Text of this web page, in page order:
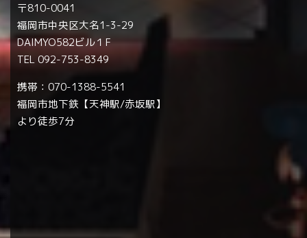
〒810-0041
福岡市中央区大名1-3-29
DAIMYO582ビル１F
TEL 092-753-8349
携帯：070-1388-5541
福岡市地下鉄【天神駅/赤坂駅】
より徒歩7分